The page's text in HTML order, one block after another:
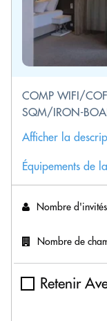
COMP WIFI/
SQM/IRON-
Afficher la
Équipements de
Nombre d'invités
Nombre de
Retenir